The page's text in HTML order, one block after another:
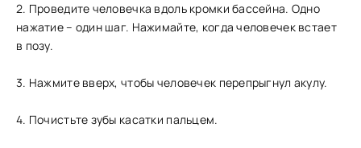
2. Проведите человечка вдоль кромки бассейна. Одно
нажатие – один шаг. Нажимайте, когда человечек встает
в позу.
3. Нажмите вверх, чтобы человечек перепрыгнул акулу.
4. Почистьте зубы касатки пальцем.